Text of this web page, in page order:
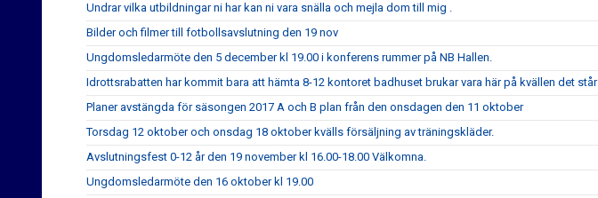
Undrar vilka utbildningar ni har kan ni vara snälla och mejla dom till mig .
Bilder och filmer till fotbollsavslutning den 19 nov
Ungdomsledarmöte den 5 december kl 19.00 i konferens rummer på NB Hallen.
Idrottsrabatten har kommit bara att hämta 8-12 kontoret badhuset brukar vara här på kvällen det står
Planer avstängda för säsongen 2017 A och B plan från den onsdagen den 11 oktober
Torsdag 12 oktober och onsdag 18 oktober kvälls försäljning av träningskläder.
Avslutningsfest 0-12 år den 19 november kl 16.00-18.00 Välkomna.
Ungdomsledarmöte den 16 oktober kl 19.00